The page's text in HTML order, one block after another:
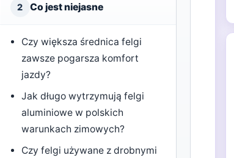
2 Co jest niejasne
Czy większa średnica felgi
zawsze pogarsza komfort
jazdy?
Jak długo wytrzymują felgi
aluminiowe w polskich
warunkach zimowych?
Czy felgi używane z drobnymi